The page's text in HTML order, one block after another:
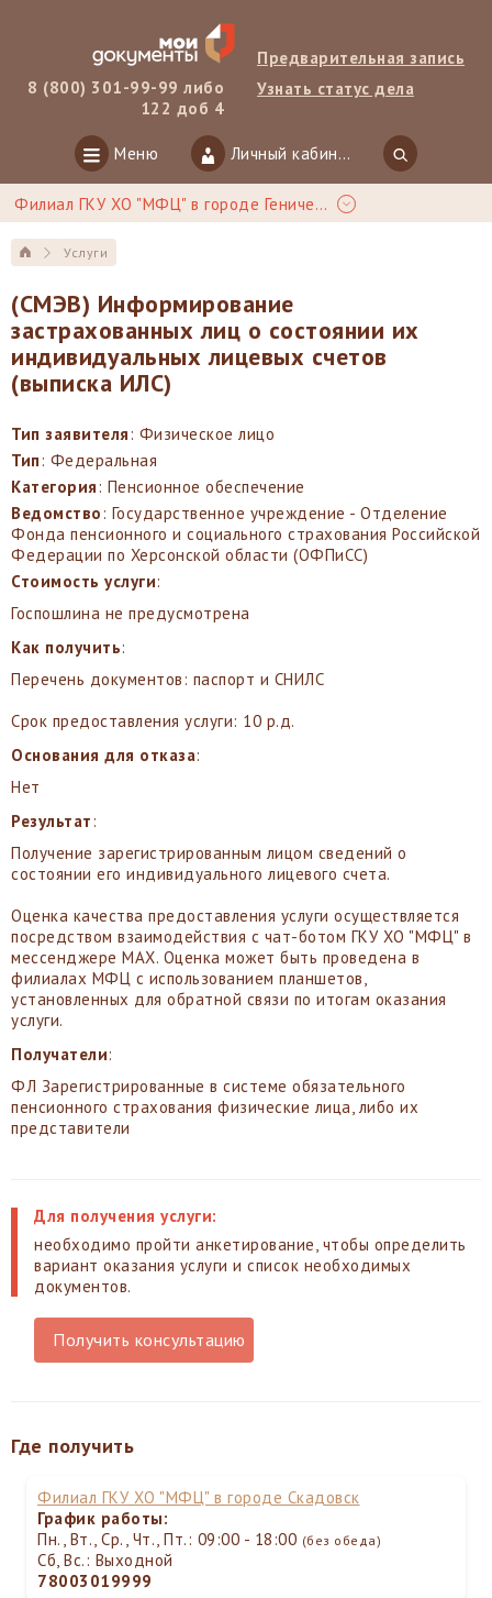
8 (800) 301-99-99 либо
122 доб 4
Предварительная запись
Узнать статус дела
Меню Личный кабинет
Филиал ГКУ ХО "МФЦ" в городе Геническ
Услуги
(СМЭВ) Информирование
застрахованных лиц о состоянии их
индивидуальных лицевых счетов
(выписка ИЛС)
Тип заявителя: Физическое лицо
Тип: Федеральная
Категория: Пенсионное обеспечение
Ведомство: Государственное учреждение - Отделение
Фонда пенсионного и социального страхования Российской
Федерации по Херсонской области (ОФПиСС)
Стоимость услуги:
Госпошлина не предусмотрена
Как получить:
Перечень документов: паспорт и СНИЛС
Срок предоставления услуги: 10 р.д.
Основания для отказа:
Нет
Результат:
Получение зарегистрированным лицом сведений о
состоянии его индивидуального лицевого счета.
Оценка качества предоставления услуги осуществляется
посредством взаимодействия с чат-ботом ГКУ ХО "МФЦ" в
мессенджере MAX. Оценка может быть проведена в
филиалах МФЦ с использованием планшетов,
установленных для обратной связи по итогам оказания
услуги.
Получатели:
ФЛ Зарегистрированные в системе обязательного
пенсионного страхования физические лица, либо их
представители
Для получения услуги:
необходимо пройти анкетирование, чтобы определить
вариант оказания услуги и список необходимых
документов.
Получить консультацию
Где получить
Филиал ГКУ ХО "МФЦ" в городе Скадовск
График работы:
Пн., Вт., Ср., Чт., Пт.: 09:00 - 18:00 (без обеда)
Сб, Вс.: Выходной
78003019999